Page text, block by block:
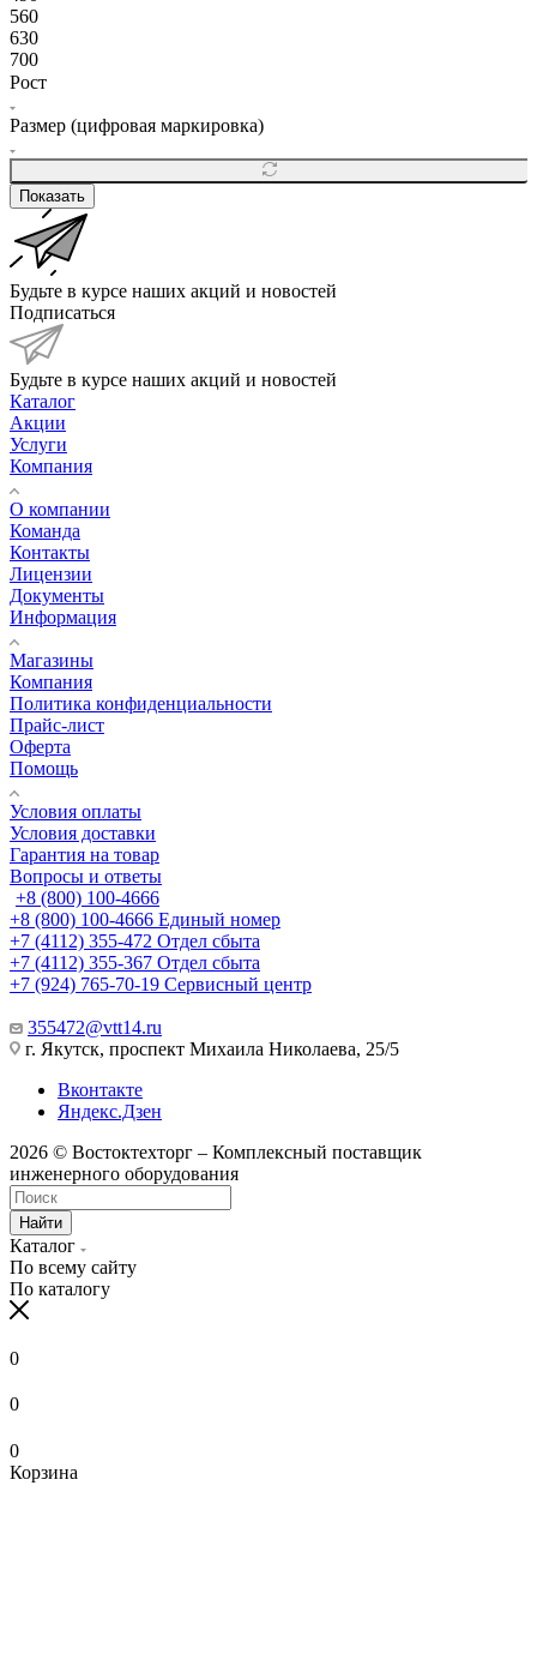
560
630
700
Рост
Размер (цифровая маркировка)
Показать
Будьте в курсе наших акций и новостей
Подписаться
Будьте в курсе наших акций и новостей
Каталог
Акции
Услуги
Компания
О компании
Команда
Контакты
Лицензии
Документы
Информация
Магазины
Компания
Политика конфиденциальности
Прайс-лист
Оферта
Помощь
Условия оплаты
Условия доставки
Гарантия на товар
Вопросы и ответы
+8 (800) 100-4666
+8 (800) 100-4666 Единый номер
+7 (4112) 355-472 Отдел сбыта
+7 (4112) 355-367 Отдел сбыта
+7 (924) 765-70-19 Сервисный центр
355472@vtt14.ru
г. Якутск, проспект Михаила Николаева, 25/5
Вконтакте
Яндекс.Дзен
2026 © Востоктехторг – Комплексный поставщик
инженерного оборудования
Найти
Каталог
По всему сайту
По каталогу
0
0
0
Корзина